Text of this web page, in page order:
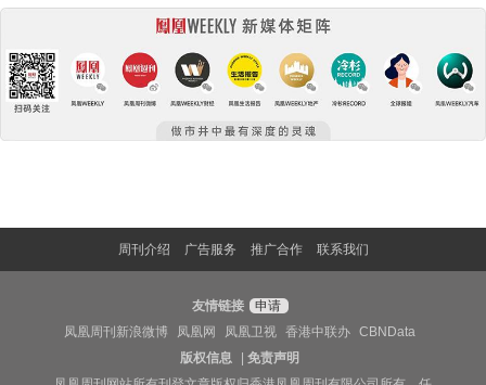
周刊介绍 广告服务 推广合作 联系我们
友情链接
申请
凤凰周刊新浪微博
凤凰网 凤凰卫视 香港中联办
CBNData
版权信息
|免责声明